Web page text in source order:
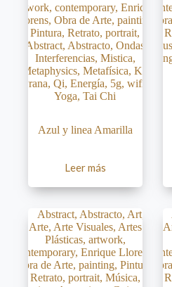
Azul y linea Amarilla
Leer más